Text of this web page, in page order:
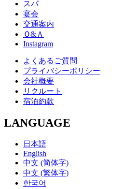
スパ
宴会
交通案内
Ｑ&Ａ
Instagram
よくあるご質問
プライバシーポリシー
会社概要
リクルート
宿泊約款
LANGUAGE
日本語
English
中文 (简体字)
中文 (繁体字)
한국어